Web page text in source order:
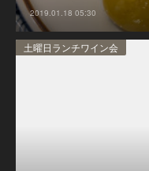
2019.01.18 05:30
土曜日ランチワイン会